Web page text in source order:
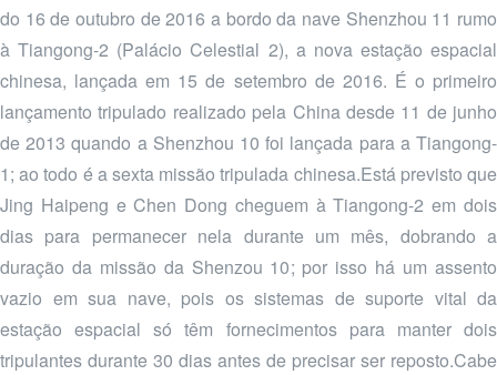
do 16 de outubro de 2016 a bordo da nave Shenzhou 11 rumo
à Tiangong-2 (Palácio Celestial 2), a nova estação espacial
chinesa, lançada em 15 de setembro de 2016. É o primeiro
lançamento tripulado realizado pela China desde 11 de junho
de 2013 quando a Shenzhou 10 foi lançada para a Tiangong-
1; ao todo é a sexta missão tripulada chinesa.Está previsto que
Jing Haipeng e Chen Dong cheguem à Tiangong-2 em dois
dias para permanecer nela durante um mês, dobrando a
duração da missão da Shenzou 10; por isso há um assento
vazio em sua nave, pois os sistemas de suporte vital da
estação espacial só têm fornecimentos para manter dois
tripulantes durante 30 dias antes de precisar ser reposto.Cabe